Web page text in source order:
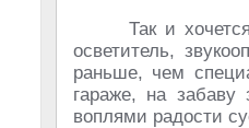
Так и
осветитель,
раньше, чем
гараже, на
воплями радости